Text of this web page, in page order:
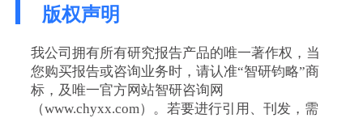
版权声明
我公司拥有所有研究报告产品的唯一著作权，当
您购买报告或咨询业务时，请认准“智研钧略”商
标，及唯一官方网站智研咨询网
（www.chyxx.com）。若要进行引用、刊发，需